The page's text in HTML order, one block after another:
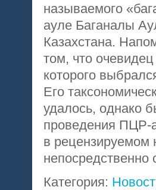
называемого
ауле Баганалы
Казахстана.
том, что
которого
Его
удалось, однако
проведения ПЦР-
в рецензируемом
Категория: